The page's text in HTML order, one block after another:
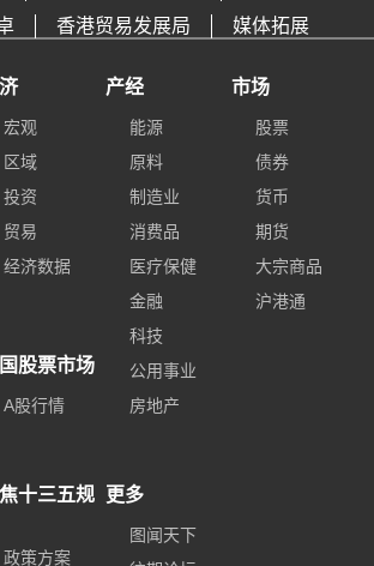
香港贸易发展局 媒体拓展
宏观
区域
投资
贸易
经济数据
股票市场
A股行情
产经
能源
原料
制造业
消费品
医疗保健
金融
科技
公用事业
房地产
市场
股票
债券
货币
期货
大宗商品
沪港通
十三五规
政策方案
更多
图闻天下